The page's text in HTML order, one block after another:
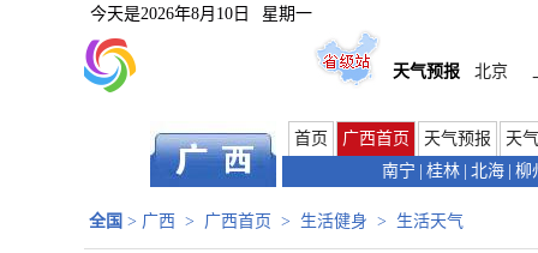
今天是2026年8月10日 星期一
天气预报 北京
首页 广西首页 天气预报
天
南宁
桂林 北海 柳
全国 > 广西 > 广西首页 > 生活健身 > 生活天气